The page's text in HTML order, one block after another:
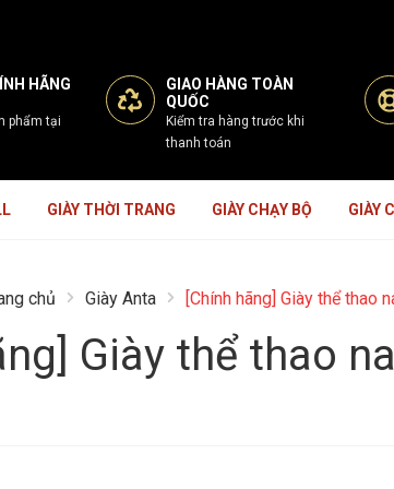
HÃNG
phẩm tại
GIAO HÀNG TOÀN
QUỐC
Kiểm tra hàng trước khi
thanh toán
GIÀY THỜI TRANG GIÀY CHẠY BỘ GIÀY
chủ Giày Anta [Chính hãng] Giày thể thao
Giày thể thao